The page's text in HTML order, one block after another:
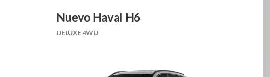
Nuevo Haval H6
DELUXE 4WD